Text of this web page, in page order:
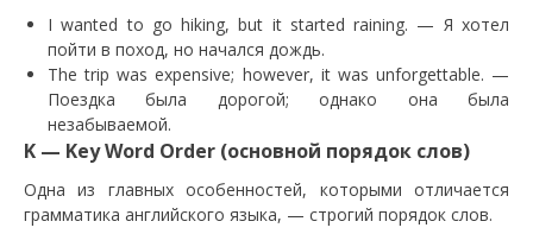
I wanted to go hiking, but it started raining. — Я хотел
пойти в поход, но начался дождь.
The trip was expensive; however, it was unforgettable. —
Поездка была дорогой; однако она была
незабываемой.
K — Key Word Order (основной порядок слов)
Одна из главных особенностей, которыми отличается
грамматика английского языка, — строгий порядок слов.